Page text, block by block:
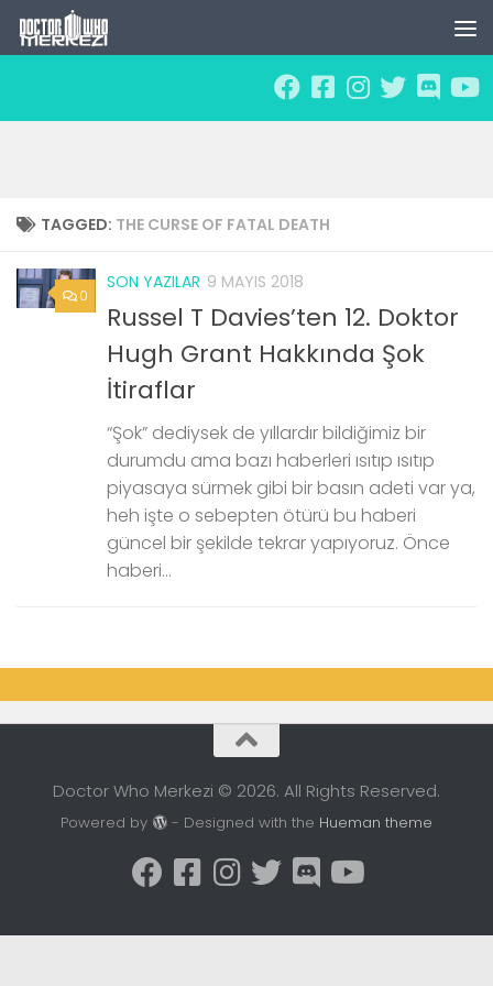
Skip to content
TAGGED: THE CURSE OF FATAL DEATH
0
SON YAZILAR 9 MAYIS 2018
Russel T Davies’ten 12. Doktor
Hugh Grant Hakkında Şok
İtiraflar
“Şok” dediysek de yıllardır bildiğimiz bir
durumdu ama bazı haberleri ısıtıp ısıtıp
piyasaya sürmek gibi bir basın adeti var ya,
heh işte o sebepten ötürü bu haberi
güncel bir şekilde tekrar yapıyoruz. Önce
haberi...
Doctor Who Merkezi © 2026. All Rights Reserved.
Powered by - Designed with the Hueman theme